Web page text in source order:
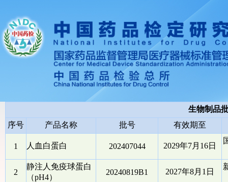
生物制品
序号
产品名称 批号 有效期至
1 人血白蛋白 202407044 2029年7月16日
2
静注人免疫球蛋白
（pH4）
20240819B1 2027年8月1日